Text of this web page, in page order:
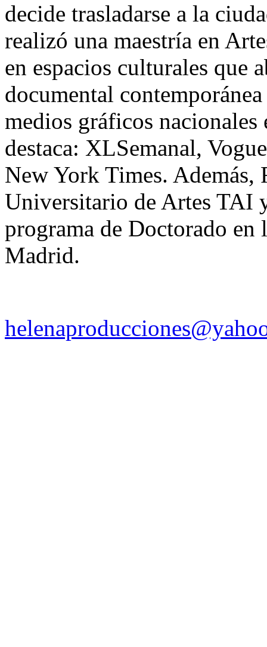
decide trasladarse a la
realizó una maestría en
en espacios culturales que
documental
medios gráficos nacionales
destaca: XLSemanal,
New York Times. Además,
Universitario de Artes TAI
programa de Doctorado
Madrid.